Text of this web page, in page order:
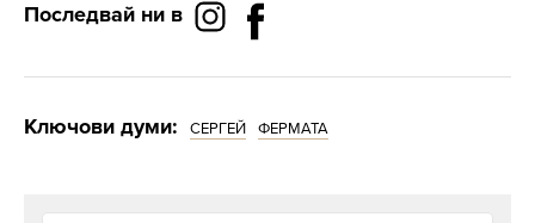
Последвай ни в
Ключови думи: СЕРГЕЙ ФЕРМАТА